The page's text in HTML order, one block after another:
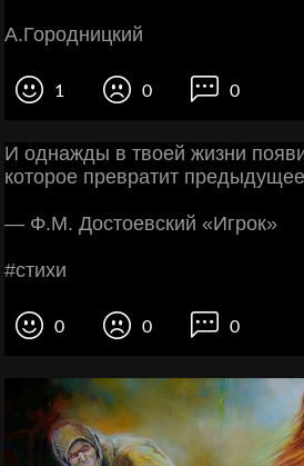
А.Городницкий
1 0 0
И oднaжды в твoeй жизни
кoтopoe пpeвpaтит
— Φ.Μ. Дocтoeвcкий «Игpoк»
#cтихи
0 0 0